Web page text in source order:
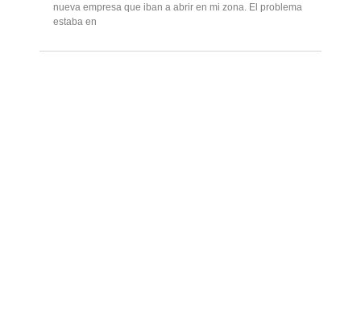
nueva empresa que iban a abrir en mi zona. El problema
estaba en